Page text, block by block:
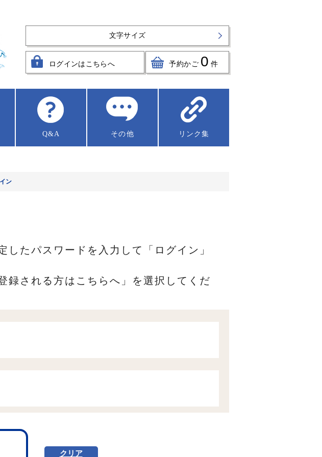
文字サイズ
ログインはこちらへ 予約かご 0 件
Q&A その他 リンク集
ン
たパスワードを入力して「ログイン」
される方はこちらへ」を選択してくだ
クリア